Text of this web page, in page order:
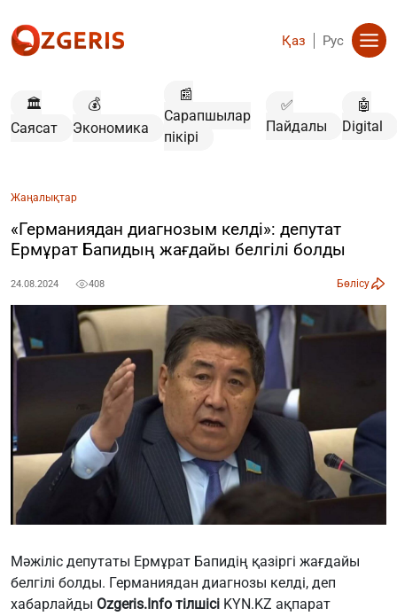
Қаз Рус
🏛️
Саясат
💰
Экономика
📰
Сарапшылар
пікірі
✅
Пайдалы
🤖
Digital
Жаңалықтар
«Германиядан диагнозым келді»: депутат
Ермұрат Бапидың жағдайы белгілі болды
24.08.2024 408 Бөлісу
Мәжіліс депутаты Ермұрат Бапидің қазіргі жағдайы
белгілі болды. Германиядан диагнозы келді, деп
хабарлайды Ozgeris.Info тілшісі KYN.KZ ақпарат